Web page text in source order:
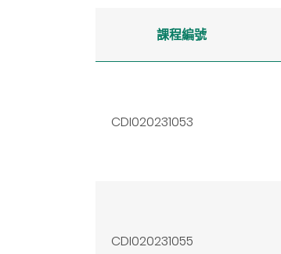
課程編號
CDI020231053
CDI020231055